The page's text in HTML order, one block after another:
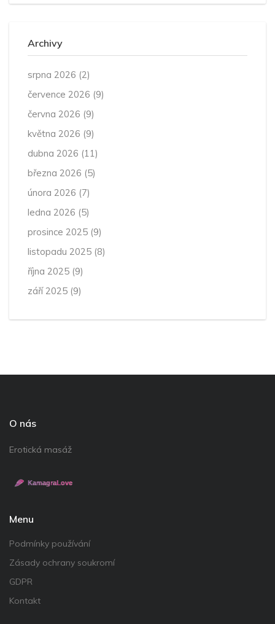
Archivy
srpna 2026 (2)
července 2026 (9)
června 2026 (9)
května 2026 (9)
dubna 2026 (11)
března 2026 (5)
února 2026 (7)
ledna 2026 (5)
prosince 2025 (9)
listopadu 2025 (8)
října 2025 (9)
září 2025 (9)
O nás
Erotická masáž
Menu
Podmínky používání
Zásady ochrany soukromí
GDPR
Kontakt